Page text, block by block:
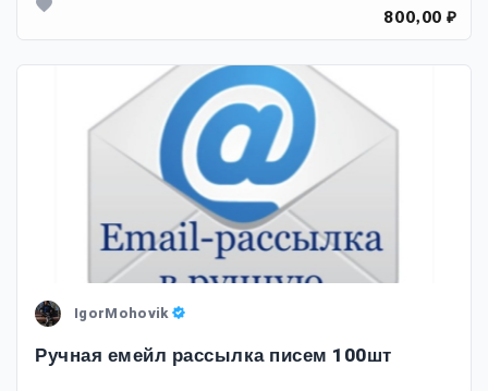
800,00 ₽
IgorMohovik
Ручная емейл рассылка писем 100шт